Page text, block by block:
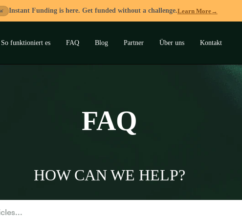
Instant Funding is here. Get funded without a challenge.Learn More→
So funktioniert es FAQ Blog Partner Über uns Kontakt
FAQ
HOW CAN WE HELP?